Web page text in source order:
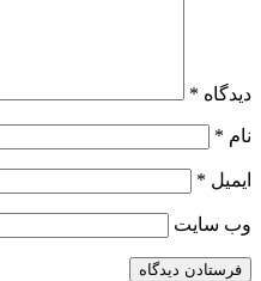
دیدگاه *
نام *
ایمیل *
وب‌ سایت